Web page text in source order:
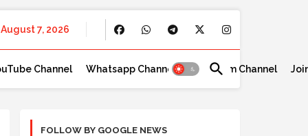
August 7, 2026
Channel Whatsapp Channel Telegram Channel
FOLLOW BY GOOGLE NEWS